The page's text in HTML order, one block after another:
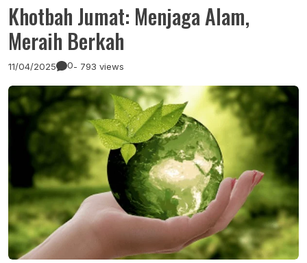
Khotbah Jumat: Menjaga Alam,
Meraih Berkah
11/04/2025 0- 793 views